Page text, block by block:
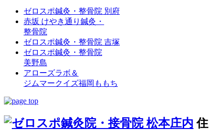
ゼロスポ鍼灸・整骨院 別府
赤坂 けやき通り鍼灸・
整骨院
ゼロスポ鍼灸・整骨院 吉塚
ゼロスポ鍼灸・整骨院
美野島
アローズラボ＆
ジムマークイズ福岡ももち
住